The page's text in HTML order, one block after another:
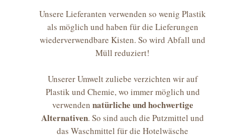
Unsere Lieferanten verwenden so wenig Plastik
als möglich und haben für die Lieferungen
wiederverwendbare Kisten. So wird Abfall und
Müll reduziert!
Unserer Umwelt zuliebe verzichten wir auf
Plastik und Chemie, wo immer möglich und
verwenden natürliche und hochwertige
Alternativen. So sind auch die Putzmittel und
das Waschmittel für die Hotelwäsche